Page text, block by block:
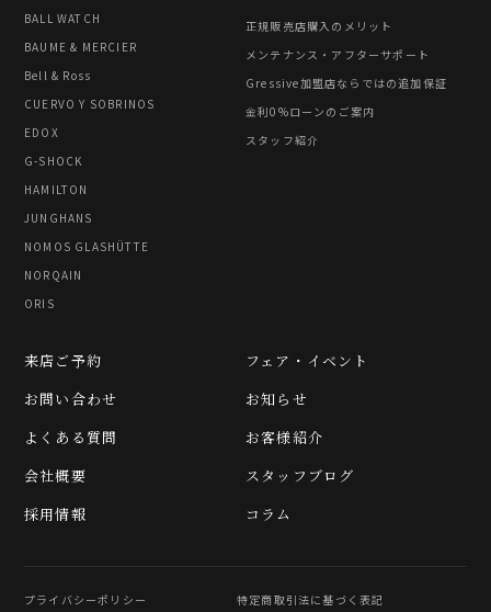
BALL WATCH
BAUME & MERCIER
Bell & Ross
CUERVO Y SOBRINOS
EDOX
G-SHOCK
HAMILTON
JUNGHANS
NOMOS GLASHÜTTE
NORQAIN
ORIS
正規販売店購入のメリット
メンテナンス・アフターサポート
Gressive加盟店ならではの追加保証
金利0%ローンのご案内
スタッフ紹介
フェア・イベント
お知らせ
お客様紹介
スタッフブログ
コラム
来店ご予約
お問い合わせ
よくある質問
会社概要
採用情報
プライバシーポリシー 特定商取引法に基づく表記